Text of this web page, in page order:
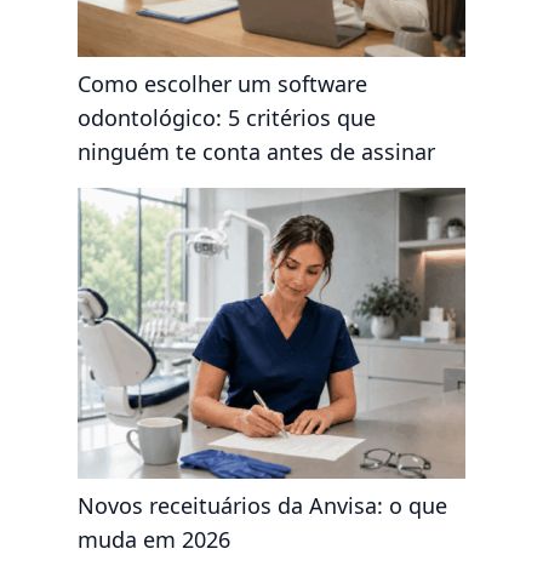
Como escolher um software
odontológico: 5 critérios que
ninguém te conta antes de assinar
Novos receituários da Anvisa: o que
muda em 2026